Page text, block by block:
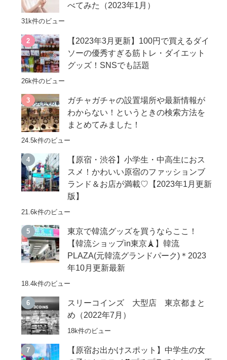
べてみた（2023年1月）
31k件のビュー
【2023年3月更新】100円で買えるダイ
ソーの優秀すぎる筋トレ・ダイエット
グッズ！SNSでも話題
26k件のビュー
ガチャガチャの設置場所や最新情報が
わからない！というときの検索方法を
まとめてみました！
24.5k件のビュー
【原宿・渋谷】小学生・中高生におス
スメ！かわいい原宿のファッションブ
ランド＆お店が満載♡【2023年1月更新
版】
21.6k件のビュー
東京で韓流グッズを買うならここ！
【韓流ショップin東京🗼】韓流
PLAZA(元韓流グランドパーク)＊2023
年10月更新最新
18.4k件のビュー
スリーコインズ 大型店 東京都まと
め（2022年7月）
18k件のビュー
【原宿お出かけスポット】中学生の女